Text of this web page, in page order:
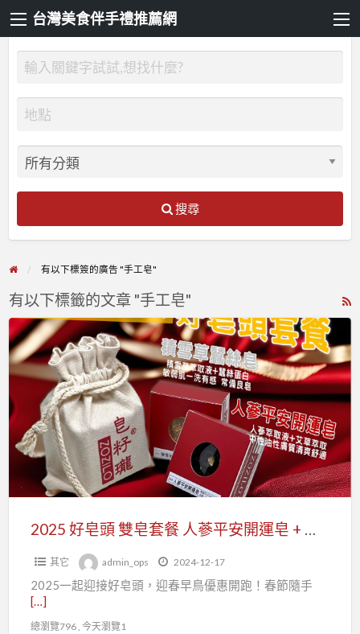
台灣美食伴手禮推薦網
搜尋
有以下標簽的廣告 "手工皂"
有以下標籤的文章 "手工皂"
2025
好
皂
頭
雙
皂
套
餐
人
2025 好皂頭 雙皂套餐 人蔘平安開運皂 + 積雪草蠶絲皂
其它 admin_ops 2024-12-17
2025一起迎接好皂頭，迎春早鳥優惠開跑！春節隨手
[…]
總瀏覽796 , 今天瀏覽1